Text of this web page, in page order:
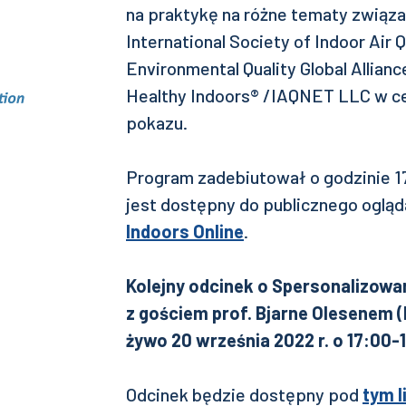
na praktykę na różne tematy
International Society of Indoor Air
Environmental Quality Global
Healthy Indoors® /IAQNET LLC w
pokazu.
Program zadebiutował o godzinie
jest dostępny do publicznego
Indoors Online.
Kolejny odcinek o
z gościem prof. Bjarne Olesenem
żywo 20 września 2022 r. o 17:00-
Odcinek będzie dostępny pod tym